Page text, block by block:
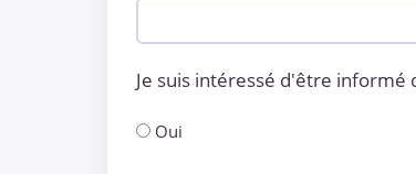
Je suis intéressé d'être informé
Oui